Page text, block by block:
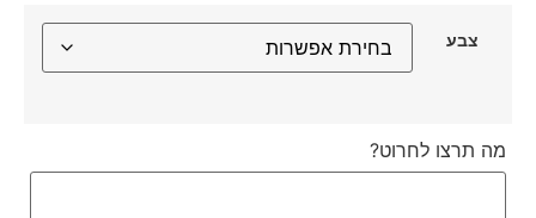
צבע
מה תרצו לחרוט?